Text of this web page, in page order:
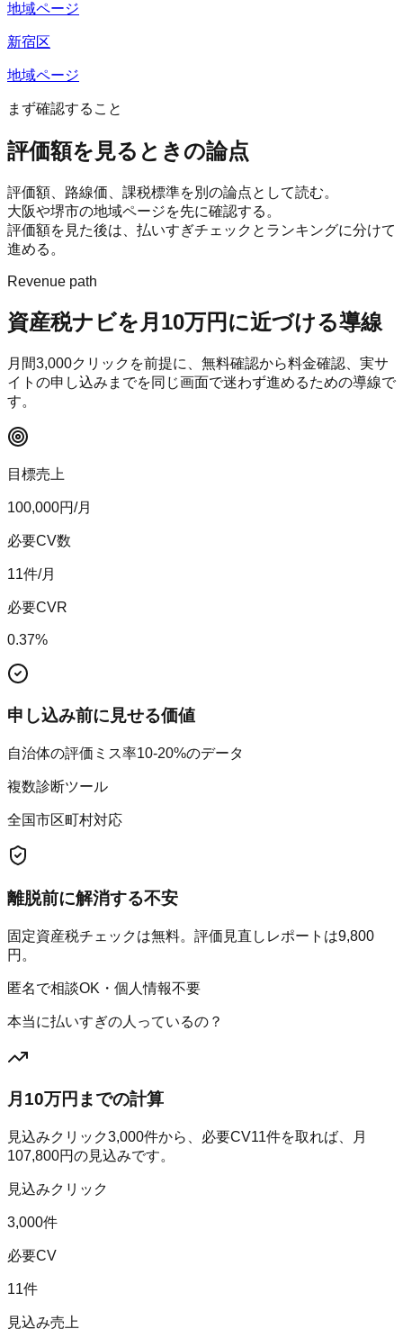
地域ページ
新宿区
地域ページ
まず確認すること
評価額を見るときの論点
評価額、路線価、課税標準を別の論点として読む。
大阪や堺市の地域ページを先に確認する。
評価額を見た後は、払いすぎチェックとランキングに分けて
進める。
Revenue path
資産税ナビを月10万円に近づける導線
月間3,000クリックを前提に、無料確認から料金確認、実サ
イトの申し込みまでを同じ画面で迷わず進めるための導線で
す。
目標売上
100,000円/月
必要CV数
11件/月
必要CVR
0.37%
申し込み前に見せる価値
自治体の評価ミス率10-20%のデータ
複数診断ツール
全国市区町村対応
離脱前に解消する不安
固定資産税チェックは無料。評価見直しレポートは9,800
円。
匿名で相談OK・個人情報不要
本当に払いすぎの人っているの？
月10万円までの計算
見込みクリック3,000件から、必要CV11件を取れば、月
107,800円の見込みです。
見込みクリック
3,000件
必要CV
11件
見込み売上